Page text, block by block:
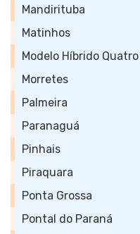
Mandirituba
Matinhos
Modelo Híbrido
Morretes
Palmeira
Paranaguá
Pinhais
Piraquara
Ponta Grossa
Pontal do Paraná